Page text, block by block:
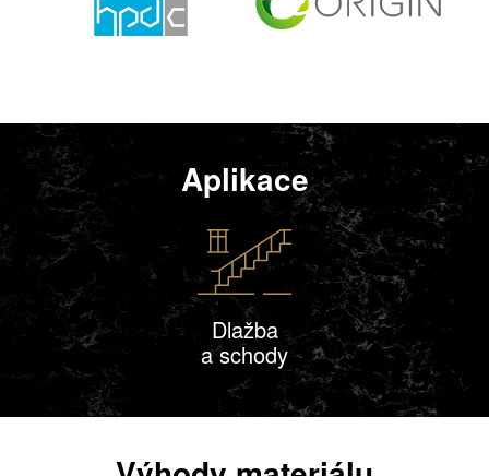
Aplikace
Dlažba
a schody